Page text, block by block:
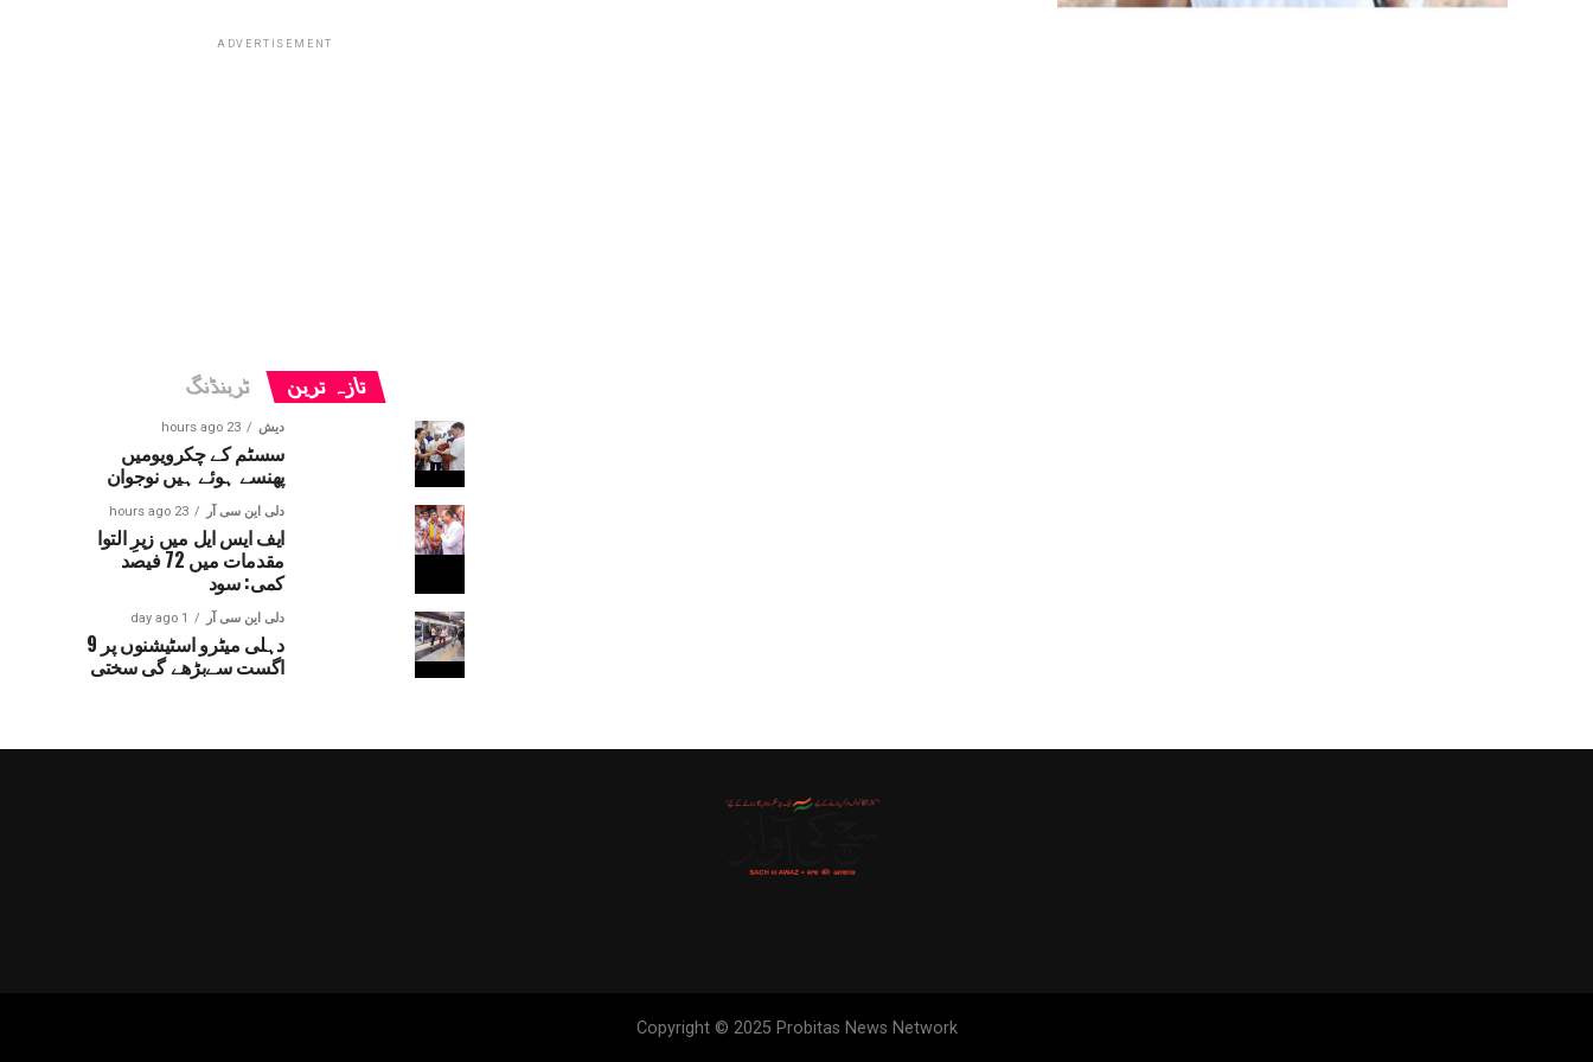
ADVERTISEMENT
تازہ ترین ٹرینڈنگ
دیش 23 hours ago
سسٹم کے چکرویومیں
پھنسے ہوئے ہیں نوجوان
دلی این سی آر 23 hours ago
ایف ایس ایل میں زیرِ التوا
مقدمات میں 72 فیصد
کمی: سود
دلی این سی آر 1 day ago
دہلی میٹرو اسٹیشنوں پر 9
اگست سےبڑھے گی سختی
Copyright © 2025 Probitas News Network